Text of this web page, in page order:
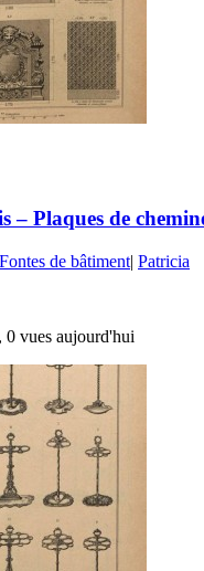
– Plaques de
de bâtiment| Patricia
0 vues aujourd'hui